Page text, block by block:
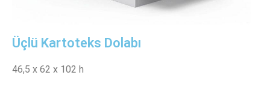
Üçlü Kartoteks Dolabı
46,5 x 62 x 102 h